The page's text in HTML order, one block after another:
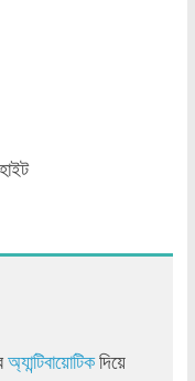
অ্যান্টিবায়োটিকদিয়ে